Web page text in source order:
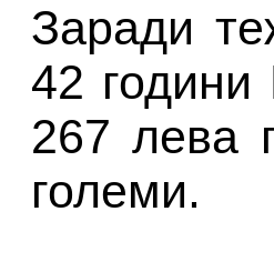
Заради
42
267 лева
големи.